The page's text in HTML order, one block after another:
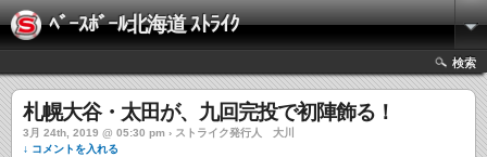
ﾍﾞｰｽﾎﾞｰﾙ北海道 ｽﾄﾗｲｸ
検索
札幌大谷・太田が、九回完投で初陣飾る！
3月 24th, 2019 @ 05:30 pm › ストライク発行人 大川
↓ コメントを入れる